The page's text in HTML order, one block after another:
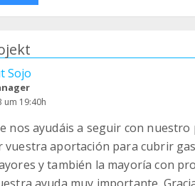
Sojo
um 19:40h
nos ayudáis a seguir con
vuestra aportación para cubrir
y también la mayoría con